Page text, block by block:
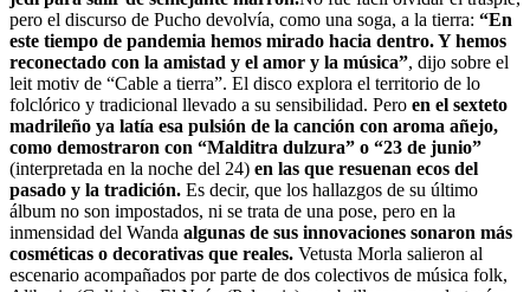
pero el discurso de Pucho devolvía, como una soga, a la tierra: “En
este tiempo de pandemia hemos mirado hacia dentro. Y hemos
reconectado con la amistad y el amor y la música”, dijo sobre el
leit motiv de “Cable a tierra”. El disco explora el territorio de lo
folclórico y tradicional llevado a su sensibilidad. Pero en el sexteto
madrileño ya latía esa pulsión de la canción con aroma añejo,
como demostraron con “Malditra dulzura” o “23 de junio”
(interpretada en la noche del 24) en las que resuenan ecos del
pasado y la tradición. Es decir, que los hallazgos de su último
álbum no son impostados, ni se trata de una pose, pero en la
inmensidad del Wanda algunas de sus innovaciones sonaron más
cosméticas o decorativas que reales. Vetusta Morla salieron al
escenario acompañados por parte de dos colectivos de música folk,